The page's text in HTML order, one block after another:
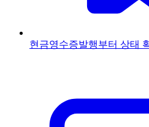
현금영수증발행부터 상태